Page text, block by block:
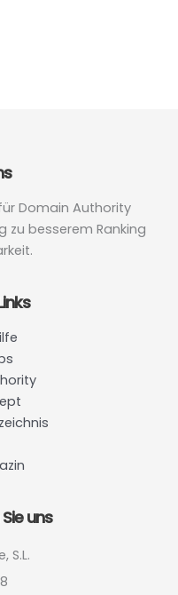
Domain Authority
besserem Ranking
uns
S.L.